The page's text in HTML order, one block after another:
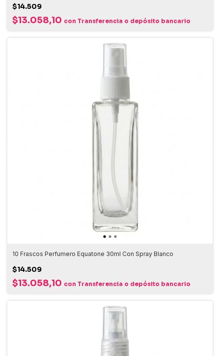
$14.509
$13.058,10 con Transferencia o depósito bancario
10 Frascos Perfumero Equatone 30ml Con Spray Blanco
$14.509
$13.058,10 con Transferencia o depósito bancario